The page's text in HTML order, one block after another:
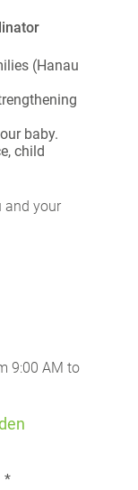
(Hanau
baby.
child
and your
9:00 AM to
*